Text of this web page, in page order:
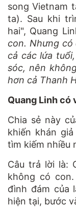
song Vietnam
ta). Sau khi
hai", Quang
con. Nhưng có
cả các lứa
sóc, nên
hơn cả Thanh
Quang Linh có
Chia sẻ này
khiến khán
tìm kiếm nhiều
Câu trả lời là:
không có
đình đám của
hiện tại, bước